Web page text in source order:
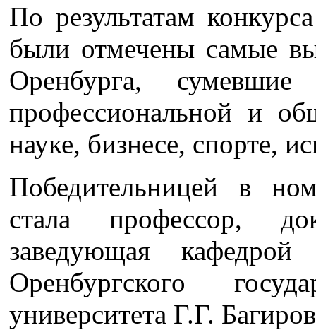
По результатам
были отмечены самые
Оренбурга,
профессиональной и
науке, бизнесе, спорте,
Победительницей в
стала профессор,
заведующая кафедрой
Оренбургского
университета Г.Г.